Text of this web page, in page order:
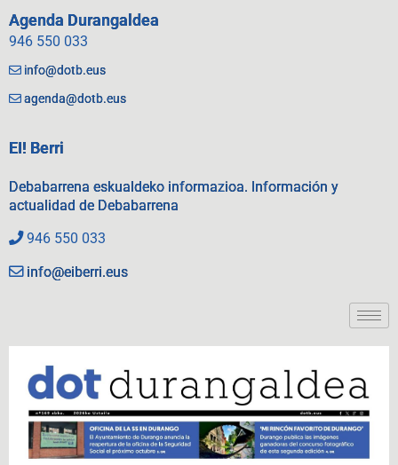
Agenda Durangaldea
946 550 033
info@dotb.eus
agenda@dotb.eus
EI! Berri
Debabarrena eskualdeko informazioa. Información y
actualidad de Debabarrena
946 550 033
info@eiberri.eus